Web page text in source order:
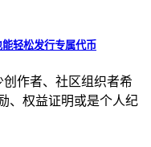
轻松发行专属代币
创作者、社区组织者希
、权益证明或是个人纪